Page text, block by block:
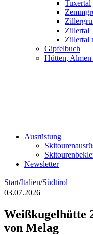
Tuxertal
Zillertal
Zillertal
Gipfelbuch
Hütten, Almen
Ausrüstung
Newsletter
Start/Italien/Südtirol
03.07.2026
Weißkugelhütte
von Melag